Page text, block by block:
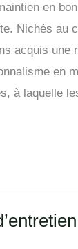
en
Nichés au
acquis une
en
à laquelle